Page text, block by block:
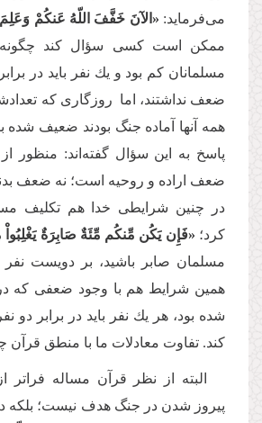
می‌فرماید: «الآنَ خَفَّفَ اللّهُ عَنكُمْ
ممكن است كسی سؤال كند چگونه
مسلمانان كم بود و یك نفر باید در
ضعف نداشتند، اما روزگاری كه
همه آنها آماده جنگ بودند ضعیف شده
پاسخ به این سؤال گفته‌اند: منظور
ضعف اراده و روحیه است؛ نه ضعف
در چنین شرایطی خدا هم تکلیف
كرد؛ «فَإِن یَكُن مِّنكُم مِّئَةٌ صَابِرَةٌ یَغْلِبُواْ
مسلمان صابر باشید، بر دویست نفر
همین شرایط هم با وجود ضعفی كه در
شده بود، هر یك نفر باید در برابر دو
کند. تفاوت معادلات ما با منطق
البته از نظر قرآن مساله
پیروز شدن در جنگ هدف نیست؛